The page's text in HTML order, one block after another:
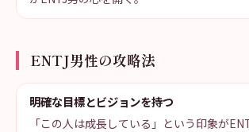
ENTJ男性の攻略法
明確な目標とビジョンを持つ
「この人は成長している」という印象が